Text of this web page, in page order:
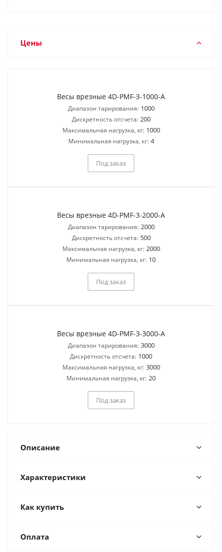
Цены
Весы врезные 4D-PMF-3-1000-A
Диапазон тарирования: 1000
Дискретность отсчета: 200
Максимальная нагрузка, кг: 1000
Минимальная нагрузка, кг: 4
Под заказ
Весы врезные 4D-PMF-3-2000-A
Диапазон тарирования: 2000
Дискретность отсчета: 500
Максимальная нагрузка, кг: 2000
Минимальная нагрузка, кг: 10
Под заказ
Весы врезные 4D-PMF-3-3000-A
Диапазон тарирования: 3000
Дискретность отсчета: 1000
Максимальная нагрузка, кг: 3000
Минимальная нагрузка, кг: 20
Под заказ
Описание
Характеристики
Как купить
Оплата